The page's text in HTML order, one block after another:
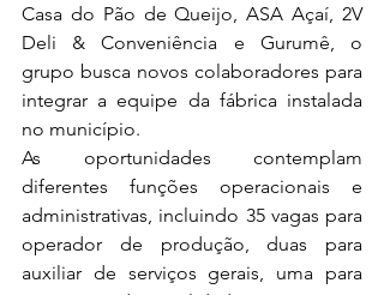
Casa do Pão de Queijo, ASA Açaí, 2V
Deli & Conveniência e Gurumê, o
grupo busca novos colaboradores para
integrar a equipe da fábrica instalada
no município.
As oportunidades contemplam
diferentes funções operacionais e
administrativas, incluindo 35 vagas para
operador de produção, duas para
auxiliar de serviços gerais, uma para